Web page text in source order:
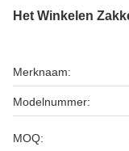
Het Winkelen
Merknaam:
Modelnummer:
MOQ: